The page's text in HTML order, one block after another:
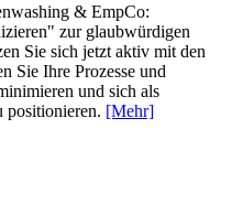
& EmpCo:
zur glaubwürdigen
Sie sich jetzt aktiv mit den
Sie Ihre Prozesse und
und sich als
positionieren. [Mehr]